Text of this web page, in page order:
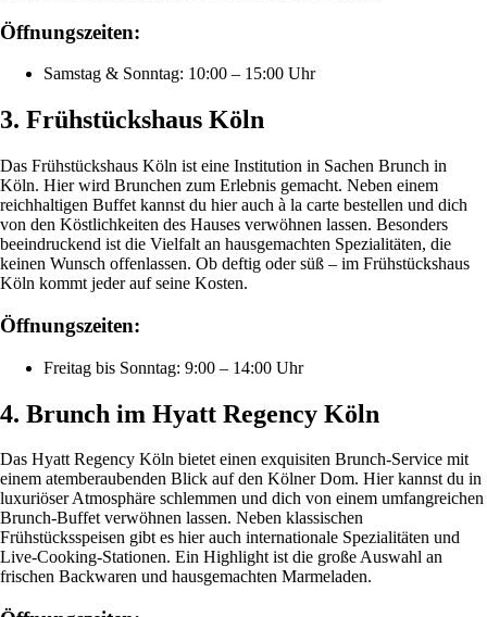
Öffnungszeiten:
Samstag & Sonntag: 10:00 – 15:00 Uhr
3. Frühstückshaus Köln
Das Frühstückshaus Köln ist eine Institution in Sachen Brunch in
Köln. Hier wird Brunchen zum Erlebnis gemacht. Neben einem
reichhaltigen Buffet kannst du hier auch à la carte bestellen und dich
von den Köstlichkeiten des Hauses verwöhnen lassen. Besonders
beeindruckend ist die Vielfalt an hausgemachten Spezialitäten, die
keinen Wunsch offenlassen. Ob deftig oder süß – im Frühstückshaus
Köln kommt jeder auf seine Kosten.
Öffnungszeiten:
Freitag bis Sonntag: 9:00 – 14:00 Uhr
4. Brunch im Hyatt Regency Köln
Das Hyatt Regency Köln bietet einen exquisiten Brunch-Service mit
einem atemberaubenden Blick auf den Kölner Dom. Hier kannst du in
luxuriöser Atmosphäre schlemmen und dich von einem umfangreichen
Brunch-Buffet verwöhnen lassen. Neben klassischen
Frühstücksspeisen gibt es hier auch internationale Spezialitäten und
Live-Cooking-Stationen. Ein Highlight ist die große Auswahl an
frischen Backwaren und hausgemachten Marmeladen.